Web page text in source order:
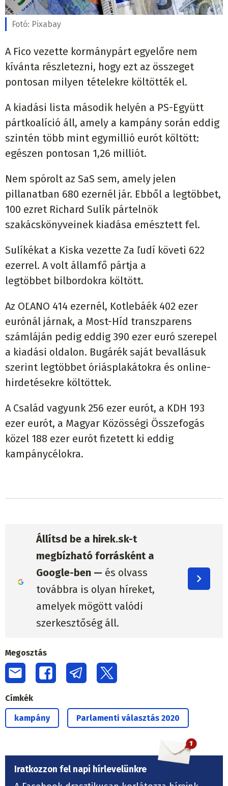
Fotó: Pixabay
A Fico vezette kormánypárt egyelőre nem
kívánta részletezni, hogy ezt az összeget
pontosan milyen tételekre költötték el.
A kiadási lista második helyén a PS-Együtt
pártkoalíció áll, amely a kampány során eddig
szintén több mint egymillió eurót költött:
egészen pontosan 1,26 milliót.
Nem spórolt az SaS sem, amely jelen
pillanatban 680 ezernél jár. Ebből a legtöbbet,
100 ezret Richard Sulík pártelnök
szakácskönyveinek kiadása emésztett fel.
Sulíkékat a Kiska vezette Za ľudí követi 622
ezerrel. A volt államfő pártja a
legtöbbet bilbordokra költött.
Az OĽANO 414 ezernél, Kotlebáék 402 ezer
eurónál járnak, a Most-Híd transzparens
számláján pedig eddig 390 ezer euró szerepel
a kiadási oldalon. Bugárék saját bevallásuk
szerint legtöbbet óriásplakátokra és online-
hirdetésekre költöttek.
A Család vagyunk 256 ezer eurót, a KDH 193
ezer eurót, a Magyar Közösségi Összefogás
közel 188 ezer eurót fizetett ki eddig
kampánycélokra.
Állítsd be a hirek.sk-t
megbízható forrásként a
Google-ben — és olvass
továbbra is olyan híreket,
amelyek mögött valódi
szerkesztőség áll.
Megosztás
Címkék
kampány Parlamenti választás 2020
Iratkozzon fel napi hírlevelünkre